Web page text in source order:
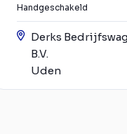
Handgeschakeld
Derks
B.V.
Uden